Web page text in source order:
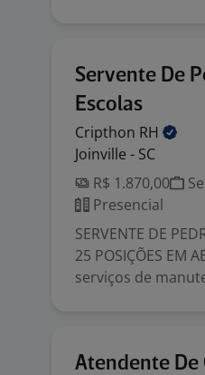
Servente De
Escolas
Cripthon RH
Joinville - SC
R$ 1.870,00
Presencial
SERVENTE DE
25 POSIÇÕES EM
serviços de
Atendente De